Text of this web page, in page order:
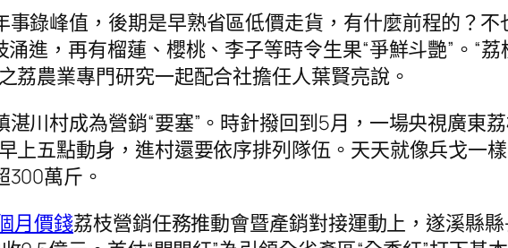
錄峰值，後期是早熟省區低價走貨，有什麼前程的？
進，再有榴蓮、櫻桃、李子等時令生果“爭鮮斗艷”。“
荔農業專門研究一起配合社擔任人葉賢亮說。
川村成為營銷“要塞”。時針撥回到5月，一場央視廣東
上五點動身，進村還要依序排列隊伍。天天就像兵戈一
萬斤。
月價錢荔枝營銷任務推動會暨產銷對接運動上，遂溪縣